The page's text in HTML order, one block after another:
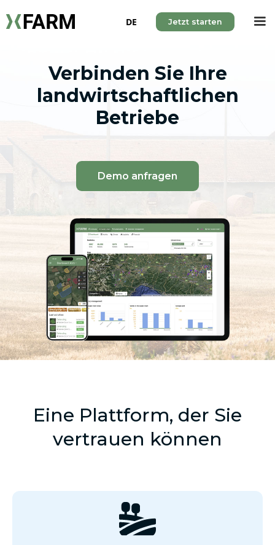
DE Jetzt starten
Verbinden Sie Ihre
landwirtschaftlichen
Betriebe
Demo anfragen
Eine Plattform, der Sie
vertrauen können